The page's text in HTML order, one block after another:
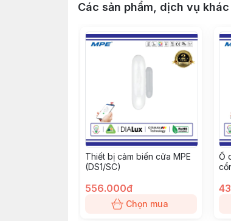
Các sản phẩm, dịch vụ khác
Thiết bị cảm biến cửa MPE
(DS1/SC)
556.000đ
Chọn mua
Ổ